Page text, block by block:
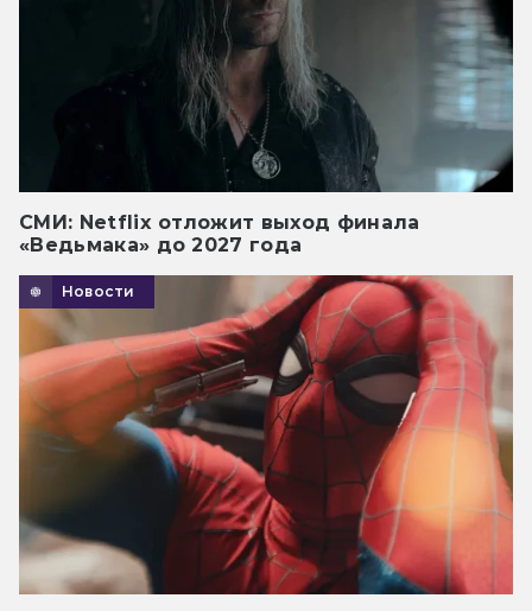
СМИ: Netflix отложит выход финала
«Ведьмака» до 2027 года
Новости